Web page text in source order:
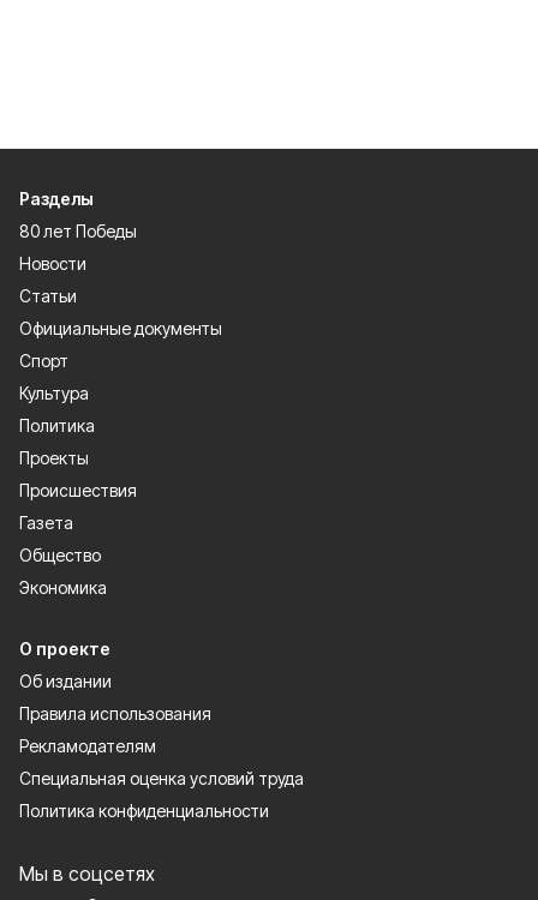
Разделы
80 лет Победы
Новости
Статьи
Официальные документы
Спорт
Культура
Политика
Проекты
Происшествия
Газета
Общество
Экономика
О проекте
Об издании
Правила использования
Рекламодателям
Специальная оценка условий труда
Политика конфиденциальности
Мы в соцсетях